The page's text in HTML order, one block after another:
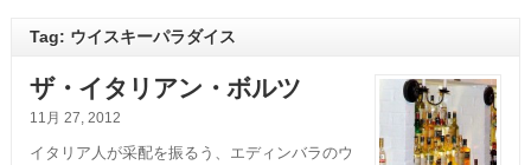
Tag: ウイスキーパラダイス
ザ・イタリアン・ボルツ
11月 27, 2012
イタリア人が采配を振るう、エディンバラのウ